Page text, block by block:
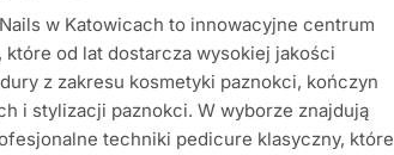
w Katowicach to innowacyjne centrum
które od lat dostarcza wysokiej jakości
z zakresu kosmetyki paznokci, kończyn
i stylizacji paznokci. W wyborze znajdują
techniki pedicure klasyczny, które